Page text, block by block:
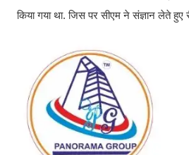
किया गया था. जिस पर सीएम ने संज्ञान लेते हुए